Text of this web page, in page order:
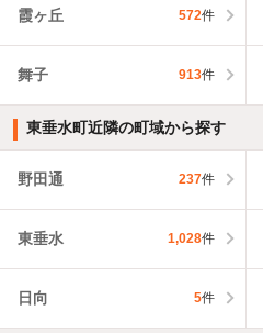
霞ヶ丘 572件
舞子 913件
東垂水町近隣の町域から探す
野田通 237件
東垂水 1,028件
日向 5件